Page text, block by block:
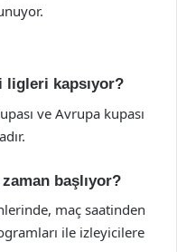
ligleri kapsıyor?
ve Avrupa kupası
başlıyor?
maç saatinden
ile izleyicilere